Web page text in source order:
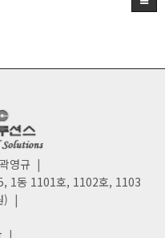
영규 |
1동 1101호, 1102호, 1103
) |
|